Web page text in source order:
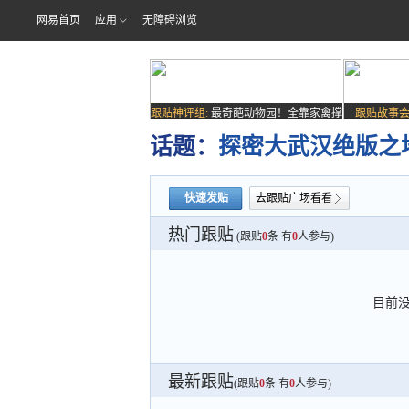
网易首页 应用 无障碍浏览
跟贴神评组: 最奇葩动物园！全靠家禽撑
场子
跟贴故事
话题： 探密大武汉绝版之
快速发贴 去跟贴广场看看
热门跟贴 (跟贴0条 有0人参与)
目前
最新跟贴(跟贴0条 有0人参与)